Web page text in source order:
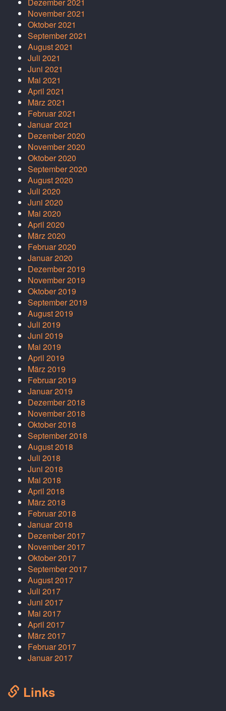
Dezember 2021
November 2021
Oktober 2021
September 2021
August 2021
Juli 2021
Juni 2021
Mai 2021
April 2021
März 2021
Februar 2021
Januar 2021
Dezember 2020
November 2020
Oktober 2020
September 2020
August 2020
Juli 2020
Juni 2020
Mai 2020
April 2020
März 2020
Februar 2020
Januar 2020
Dezember 2019
November 2019
Oktober 2019
September 2019
August 2019
Juli 2019
Juni 2019
Mai 2019
April 2019
März 2019
Februar 2019
Januar 2019
Dezember 2018
November 2018
Oktober 2018
September 2018
August 2018
Juli 2018
Juni 2018
Mai 2018
April 2018
März 2018
Februar 2018
Januar 2018
Dezember 2017
November 2017
Oktober 2017
September 2017
August 2017
Juli 2017
Juni 2017
Mai 2017
April 2017
März 2017
Februar 2017
Januar 2017
Links